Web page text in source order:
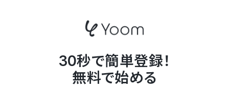
30秒で簡単登録！
無料で始める